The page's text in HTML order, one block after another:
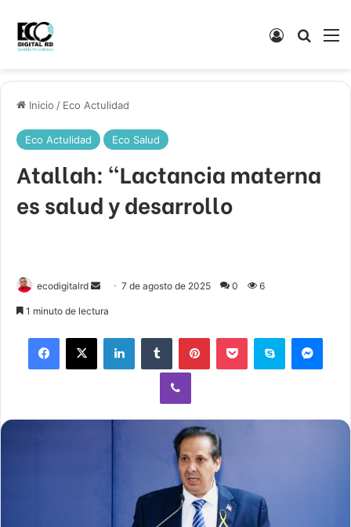
Acceso
Inicio / Eco Actulidad
Eco Actulidad Eco Salud
Atallah: “Lactancia materna
es salud y desarrollo
ecodigitalrd
Send7 de agosto de 2025 0 6
1 minuto de lectura
Facebook
X LinkedInTumblr PinterestPocket Skype
Viber